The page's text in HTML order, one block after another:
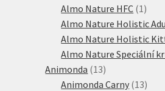
produktů
Almo Nature HFC 1 1
Almo Nature Holistic
Almo Nature Holistic
Almo Nature Speciální
Animonda 1313
produktů
Animonda Carny 1313